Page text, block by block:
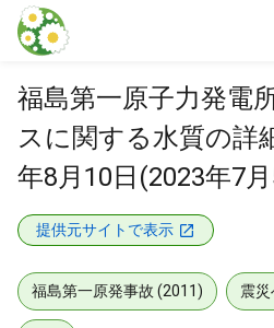
本文に飛ぶ
福島第一原子力発電
スに関する水質の詳
年8月10日(2023年7
提供元サイトで表示
福島第一原発事故 (2011) 震災